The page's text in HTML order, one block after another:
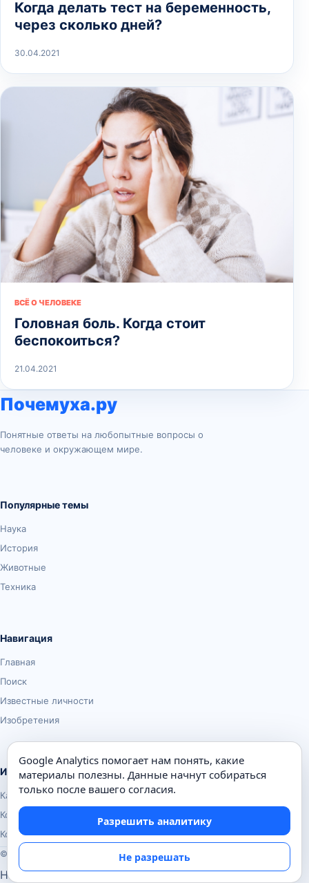
Когда делать тест на беременность,
через сколько дней?
30.04.2021
ВСЁ О ЧЕЛОВЕКЕ
Головная боль. Когда стоит
беспокоиться?
21.04.2021
Почемуха.ру
Понятные ответы на любопытные вопросы о
человеке и окружающем мире.
Популярные темы
Наука
История
Животные
Техника
Навигация
Главная
Поиск
Известные личности
Изобретения
Информация
Карта сайта
Контакты
Конфиденциальность
© Почемуха.ру, 2010–2026
Настройки аналитики
Google Analytics помогает нам понять, какие
материалы полезны. Данные начнут собираться
только после вашего согласия.
Разрешить аналитику
Не разрешать